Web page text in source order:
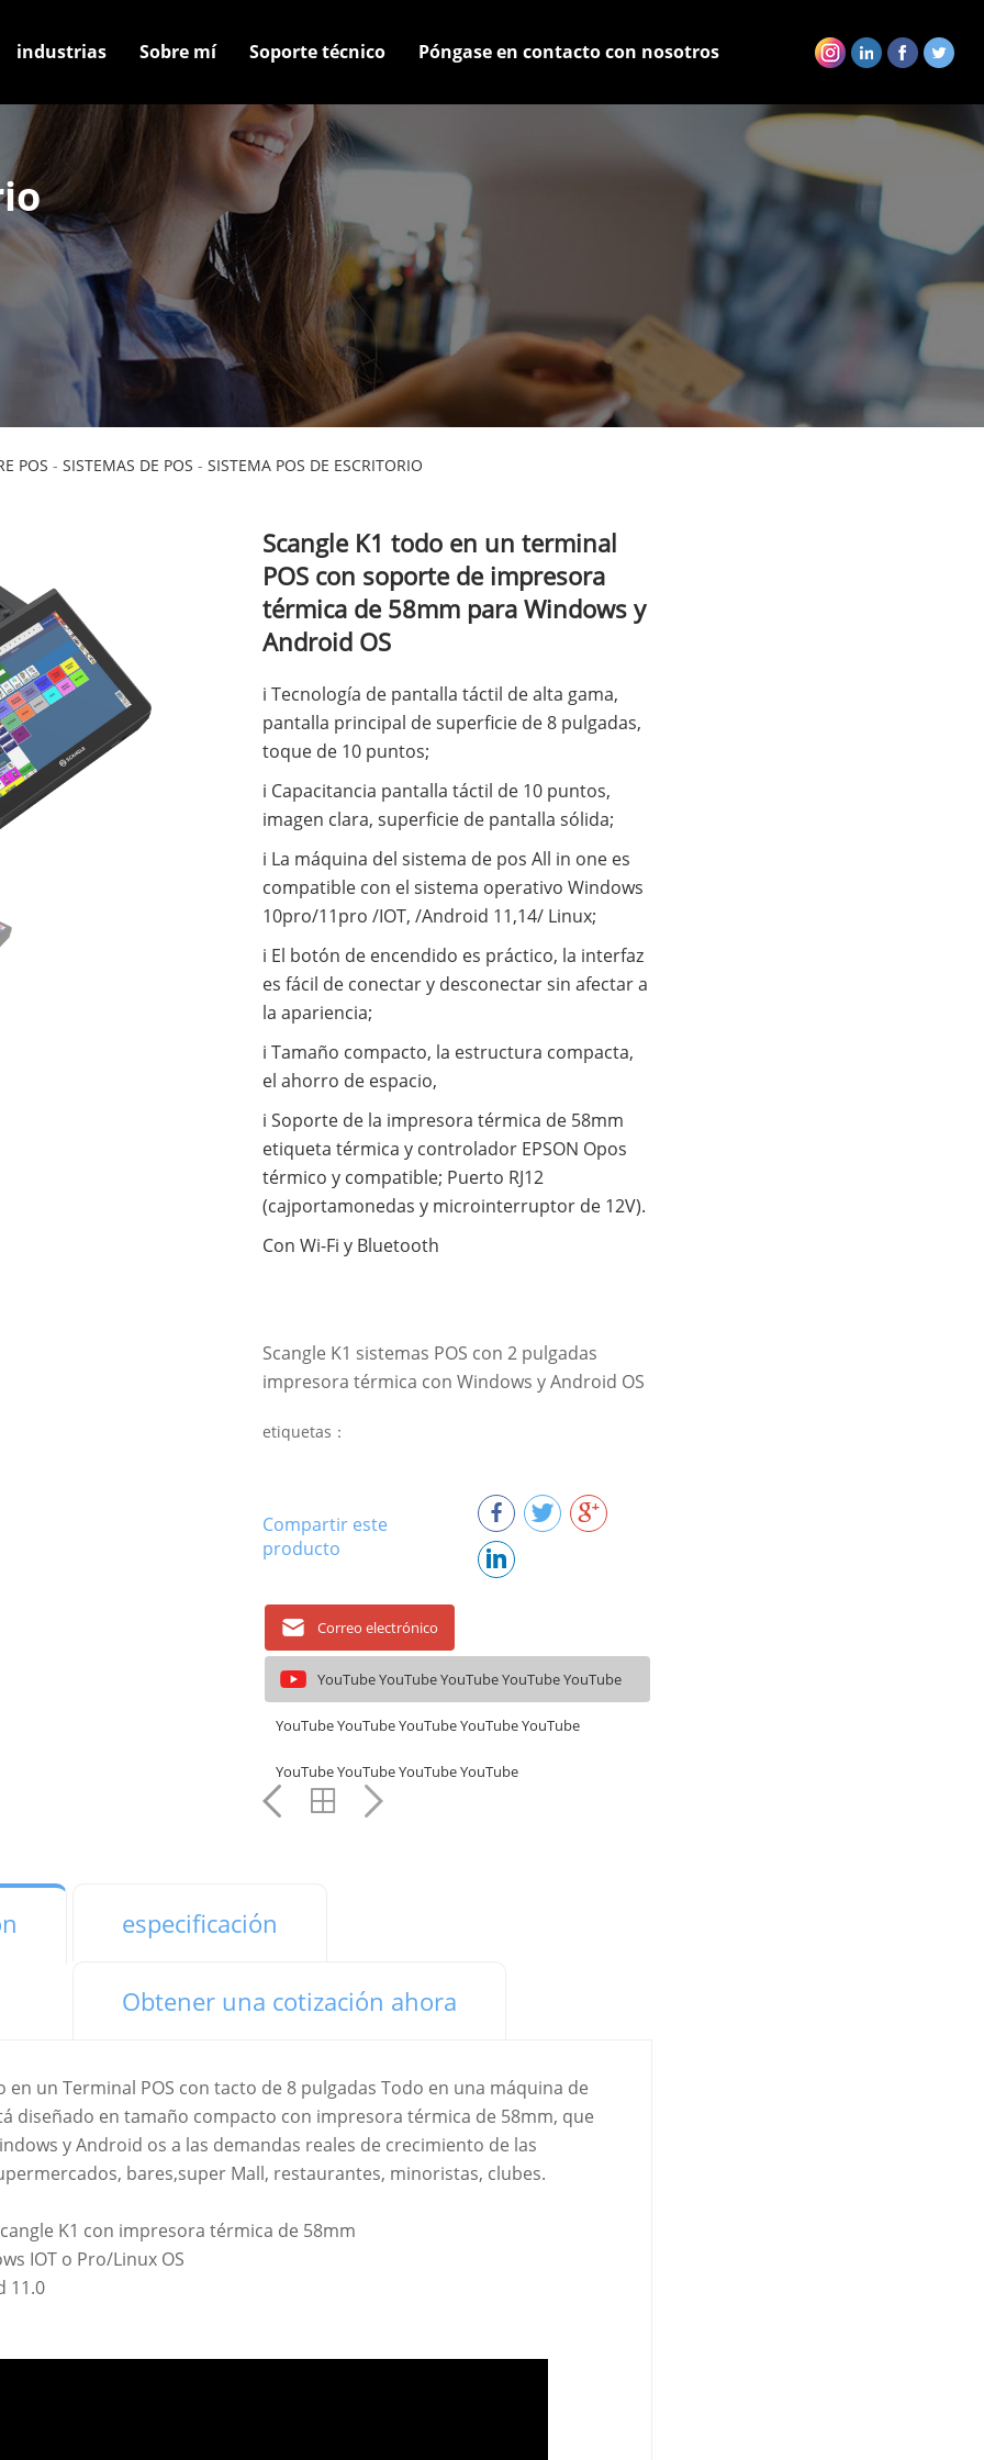
industrias Sobre mí Soporte técnico Póngase en contacto con nosotros
POS -SISTEMAS DE POS -SISTEMA POS DE ESCRITORIO
Scangle K1 todo en un terminal
POS con soporte de impresora
térmica de 58mm para Windows y
Android OS
i Tecnología de pantalla táctil de alta gama,
pantalla principal de superficie de 8 pulgadas,
toque de 10 puntos;
i Capacitancia pantalla táctil de 10 puntos,
imagen clara, superficie de pantalla sólida;
i La máquina del sistema de pos All in one es
compatible con el sistema operativo Windows
10pro/11pro /IOT, /Android 11,14/ Linux;
i El botón de encendido es práctico, la interfaz
es fácil de conectar y desconectar sin afectar a
la apariencia;
i Tamaño compacto, la estructura compacta,
el ahorro de espacio,
i Soporte de la impresora térmica de 58mm
etiqueta térmica y controlador EPSON Opos
térmico y compatible; Puerto RJ12
(cajportamonedas y microinterruptor de 12V).
Con Wi-Fi y Bluetooth
Scangle K1 sistemas POS con 2 pulgadas
impresora térmica con Windows y Android OS
etiquetas：
Compartir este
producto
Correo electrónico
YouTube YouTube YouTube YouTube YouTube
YouTube YouTube YouTube YouTube YouTube
YouTube YouTube YouTube YouTube
especificación
Obtener una cotización ahora
en un Terminal POS con tacto de 8 pulgadas Todo en una máquina de
diseñado en tamaño compacto con impresora térmica de 58mm, que
y Android os a las demandas reales de crecimiento de las
bares,super Mall, restaurantes, minoristas, clubes.
K1 con impresora térmica de 58mm
IOT o Pro/Linux OS